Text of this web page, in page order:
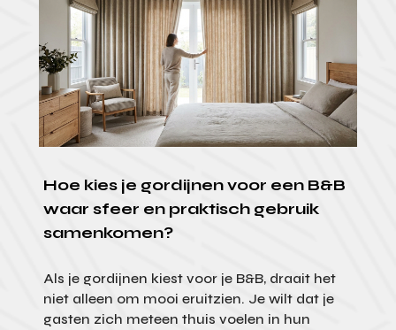
Hoe kies je gordijnen voor een B&B
waar sfeer en praktisch gebruik
samenkomen?
Als je gordijnen kiest voor je B&B, draait het
niet alleen om mooi eruitzien. Je wilt dat je
gasten zich meteen thuis voelen in hun